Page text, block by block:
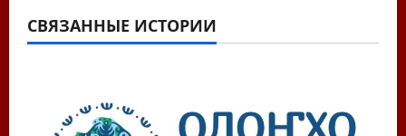
а
СВЯЗАННЫЕ ИСТОРИИ